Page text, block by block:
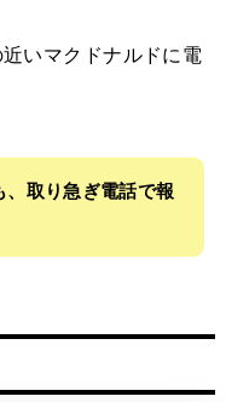
いマクドナルドに電
、取り急ぎ電話で報